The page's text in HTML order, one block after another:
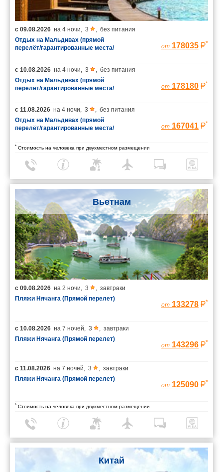
с 09.08.2026 на 4 ночи 3
без питания
Отдых на Мальдивах (прямой
перелёт/гарантированные места/
от 178035 *
с 10.08.2026 на 4 ночи 3
без питания
Отдых на Мальдивах (прямой
перелёт/гарантированные места/
от 178180 *
с 11.08.2026 на 4 ночи 3
без питания
Отдых на Мальдивах (прямой
перелёт/гарантированные места/
от 167041 *
* Стоимость на человека при двухместном размещении
Вьетнам
с 09.08.2026 на 2 ночи, 3 , завтраки
Пляжи Нячанга (Прямой перелет)
от 133278 *
с 10.08.2026 на 7 ночей, 3 , завтраки
Пляжи Нячанга (Прямой перелет)
от 143296 *
с 11.08.2026 на 7 ночей, 3 , завтраки
Пляжи Нячанга (Прямой перелет)
от 125090 *
* Стоимость на человека при двухместном размещении
Китай